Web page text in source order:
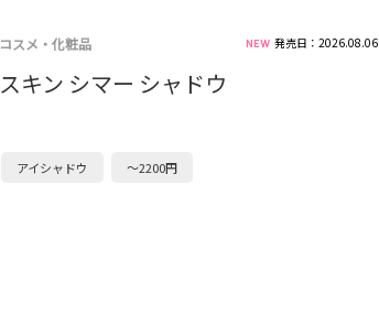
コスメ・化粧品 発売日：2026.08.06
スキン シマー シャドウ
アイシャドウ ～2200円